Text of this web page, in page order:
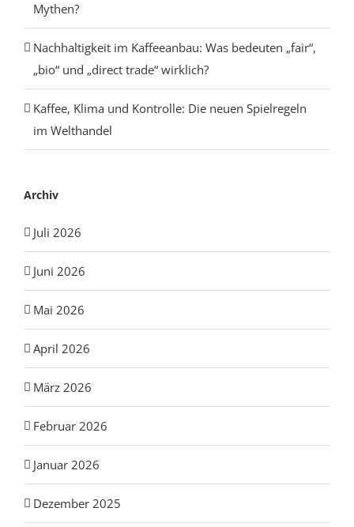
Mythen?
Nachhaltigkeit im Kaffeeanbau: Was bedeuten „fair“,
„bio“ und „direct trade“ wirklich?
Kaffee, Klima und Kontrolle: Die neuen Spielregeln
im Welthandel
Archiv
Juli 2026
Juni 2026
Mai 2026
April 2026
März 2026
Februar 2026
Januar 2026
Dezember 2025